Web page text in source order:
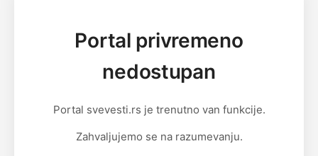
Portal privremeno
nedostupan
Portal svevesti.rs je trenutno van funkcije.
Zahvaljujemo se na razumevanju.